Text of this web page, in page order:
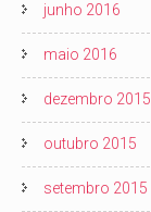
junho 2016
maio 2016
dezembro 2015
outubro 2015
setembro 2015